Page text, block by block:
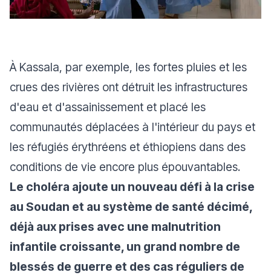
À Kassala, par exemple, les fortes pluies et les
crues des rivières ont détruit les infrastructures
d'eau et d'assainissement et placé les
communautés déplacées à l'intérieur du pays et
les réfugiés érythréens et éthiopiens dans des
conditions de vie encore plus épouvantables.
Le choléra ajoute un nouveau défi à la crise
au Soudan et au système de santé décimé,
déjà aux prises avec une malnutrition
infantile croissante, un grand nombre de
blessés de guerre et des cas réguliers de